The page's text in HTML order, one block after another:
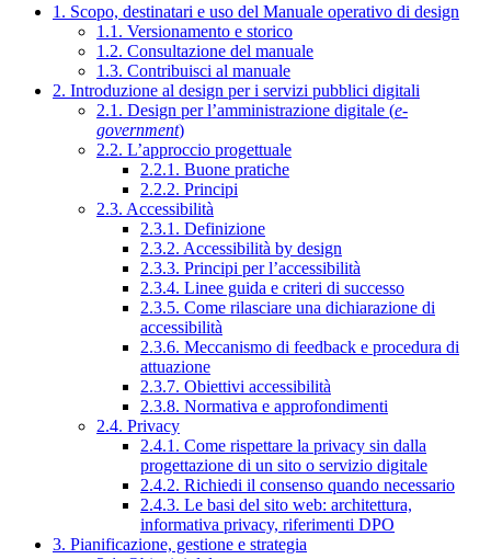
1. Scopo, destinatari e uso del Manuale operativo di design
1.1. Versionamento e storico
1.2. Consultazione del manuale
1.3. Contribuisci al manuale
2. Introduzione al design per i servizi pubblici digitali
2.1. Design per l’amministrazione digitale (e-
government)
2.2. L’approccio progettuale
2.2.1. Buone pratiche
2.2.2. Principi
2.3. Accessibilità
2.3.1. Definizione
2.3.2. Accessibilità by design
2.3.3. Principi per l’accessibilità
2.3.4. Linee guida e criteri di successo
2.3.5. Come rilasciare una dichiarazione di
accessibilità
2.3.6. Meccanismo di feedback e procedura di
attuazione
2.3.7. Obiettivi accessibilità
2.3.8. Normativa e approfondimenti
2.4. Privacy
2.4.1. Come rispettare la privacy sin dalla
progettazione di un sito o servizio digitale
2.4.2. Richiedi il consenso quando necessario
2.4.3. Le basi del sito web: architettura,
informativa privacy, riferimenti DPO
3. Pianificazione, gestione e strategia